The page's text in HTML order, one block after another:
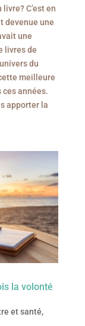
C’est en
devenue une
une
livres de
du
meilleure
ces années.
apporter la
la volonté
et santé,